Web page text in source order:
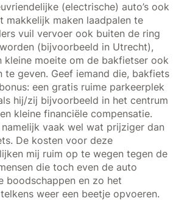
(electrische) auto’s ook
makkelijk maken laadpalen te
vuil vervoer ook buiten de ring
(bijvoorbeeld in Utrecht),
kleine moeite om de bakfietser ook
te geven. Geef iemand die, bakfiets
een gratis ruime parkeerplek
hij/zij bijvoorbeeld in het centrum
kleine financiële compensatie.
vaak wel wat prijziger dan
De kosten voor deze
mij ruim op te wegen tegen de
die toch even de auto
boodschappen en zo het
weer een beetje opvoeren.